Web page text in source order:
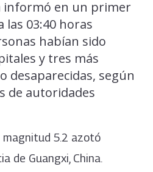
informó en un primer
03:40 horas
habían sido
y tres más
desaparecidas, según
de autoridades
magnitud 5.2 azotó
de Guangxi, China.